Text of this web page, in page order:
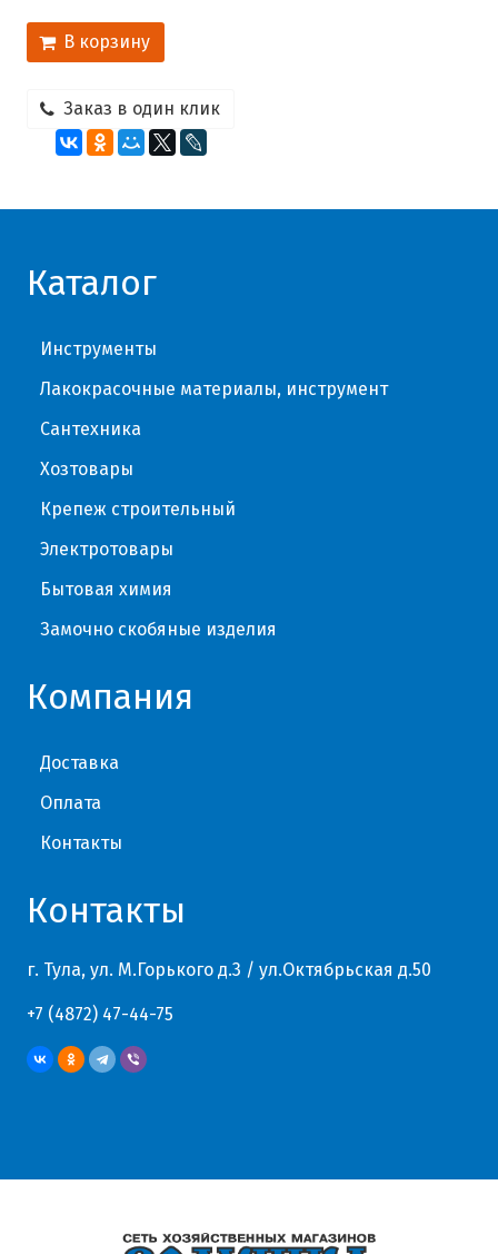
В корзину
Заказ в один клик
Каталог
Инструменты
Лакокрасочные материалы, инструмент
Сантехника
Хозтовары
Крепеж строительный
Электротовары
Бытовая химия
Замочно скобяные изделия
Компания
Доставка
Оплата
Контакты
Контакты
г. Тула, ул. М.Горького д.3 / ул.Октябрьская д.50
+7 (4872) 47-44-75